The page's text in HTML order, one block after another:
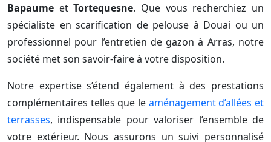
Bapaume etTortequesne. Que vous recherchiez un
spécialiste en scarification de pelouse à Douai ou un
professionnel pour l’entretien de gazon à Arras, notre
société met son savoir-faire à votre disposition.
Notre expertise s’étend également à des prestations
complémentaires telles que le aménagement d’allées et
terrasses, indispensable pour valoriser l’ensemble de
votre extérieur. Nous assurons un suivi personnalisé